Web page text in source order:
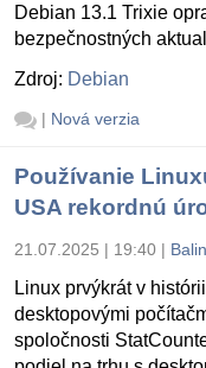
Debian 13.1 Trixie
bezpečnostných
Zdroj: Debian
| Nová verzia
Používanie
USA rekordnú
21.07.2025 | 19:40 |
Linux prvýkrát v
desktopovými
spoločnosti